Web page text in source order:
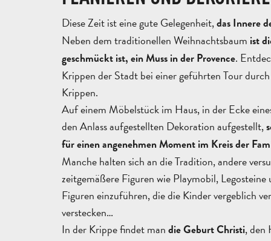
Diese Zeit ist eine gute Gelegenheit,das Innere
Neben dem traditionellen Weihnachtsbaum ist
geschmückt ist, ein Muss in der Provence.
Krippen der Stadt bei einer geführten Tour
Krippen.
Auf einem Möbelstück im Haus, in der Ecke
den Anlass aufgestellten Dekoration aufgestellt,
für einen angenehmen Moment im Kreis der
Manche halten sich an die Tradition, andere
zeitgemäßere Figuren wie Playmobil,
Figuren einzuführen, die die Kinder vergeblich
verstecken…
In der Krippe findet man die Geburt Christi, den